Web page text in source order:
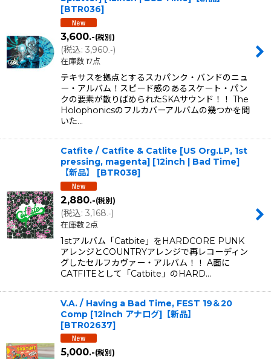
[BTR036]
3,600.-(税別)
(税込: 3,960 .-)
在庫数 17点
テキサスを拠点とするスカパンク・バンドのニュ
ー・アルバム！スピード感のあるスケート・パン
クの要素が散りばめられたSKAサウンド！！ The
Holophonicsのフルカバーアルバムの幾つかを聞
いた…
Catfite / Catfite & Catlite [US Org.LP, 1st
pressing, magenta] [12inch | Bad Time]
【新品】
[BTR038]
2,880.-(税別)
(税込: 3,168 .-)
在庫数 2点
1stアルバム「Catbite」をHARDCORE PUNK
アレンジとCOUNTRYアレンジで再レコーディン
グしたセルフカヴァー・アルバム！！ A面に
CATFITEとして「Catbite」のHARD…
V.A. / Having a Bad Time, FEST 19＆20
Comp [12inch アナログ]【新品】
[BTR02637]
5,000.-(税別)